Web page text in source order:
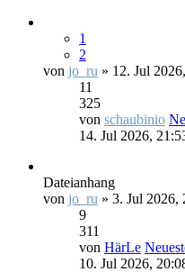
1
2
von jo_ru » 12. Jul
11
325
von schaubinio
14. Jul 2026,
Dateianhang
von jo_ru » 3. Jul 2026,
9
311
von HärLe
10. Jul 2026,